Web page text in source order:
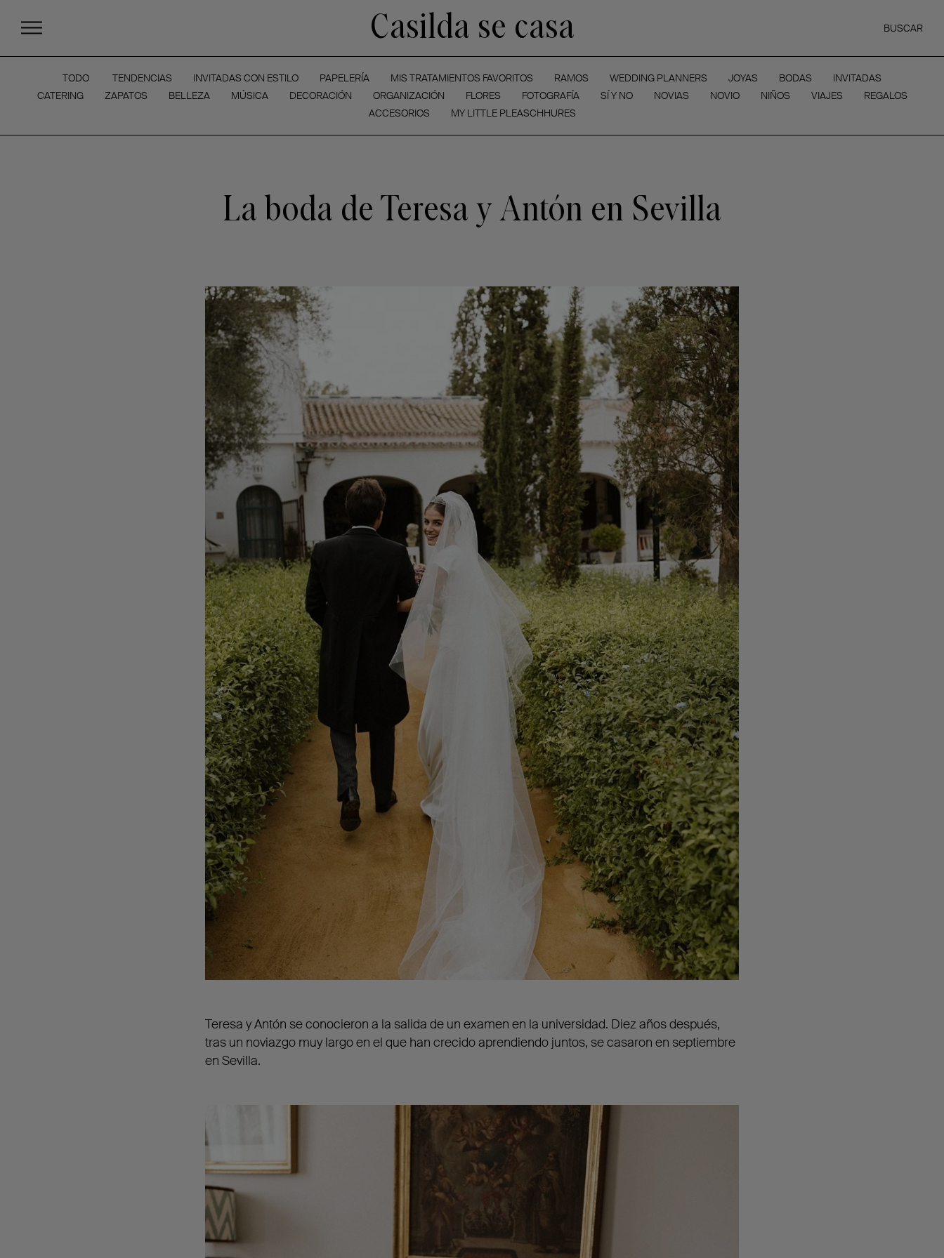
Casilda se casa BUSCAR
TODO TENDENCIAS INVITADAS CON ESTILO PAPELERÍA MIS TRATAMIENTOS FAVORITOS RAMOS WEDDING PLANNERS JOYAS BODAS
INVITADAS
CATERING
ZAPATOS BELLEZA MÚSICA DECORACIÓN ORGANIZACIÓN FLORES FOTOGRAFÍA SÍ Y NO NOVIAS NOVIO NIÑOS VIAJES
REGALOS
ACCESORIOS
MY LITTLE PLEASCHHURES
La boda de Teresa y Antón en Sevilla
Teresa y Antón se conocieron a la salida de un examen en la universidad. Diez años después,
tras un noviazgo muy largo en el que han crecido aprendiendo juntos, se casaron en septiembre
en Sevilla.